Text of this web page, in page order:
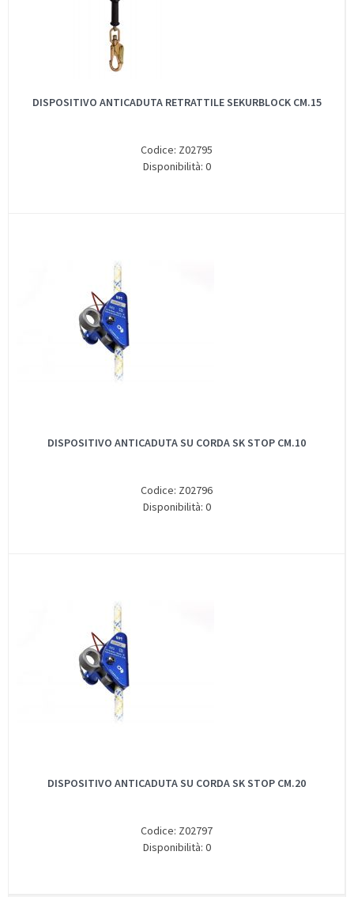
DISPOSITIVO ANTICADUTA RETRATTILE SEKURBLOCK CM.15
Codice: Z02795
Disponibilità: 0
DISPOSITIVO ANTICADUTA SU CORDA SK STOP CM.10
Codice: Z02796
Disponibilità: 0
DISPOSITIVO ANTICADUTA SU CORDA SK STOP CM.20
Codice: Z02797
Disponibilità: 0